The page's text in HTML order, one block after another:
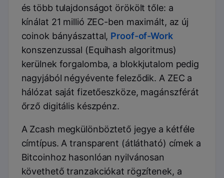
és több tulajdonságot örökölt tőle: a
kínálat 21 millió ZEC-ben maximált, az új
coinok bányászattal, Proof-of-Work
konszenzussal (Equihash algoritmus)
kerülnek forgalomba, a blokkjutalom pedig
nagyjából négyévente feleződik. A ZEC a
hálózat saját fizetőeszköze, magánszférát
őrző digitális készpénz.
A Zcash megkülönböztető jegye a kétféle
címtípus. A transparent (átlátható) címek a
Bitcoinhoz hasonlóan nyilvánosan
követhető tranzakciókat rögzítenek, a